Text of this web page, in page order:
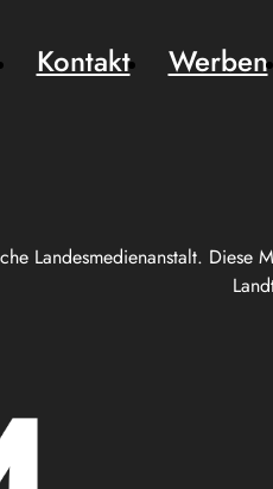
Landesmedienanstalt. Diese
Kontakt Werben